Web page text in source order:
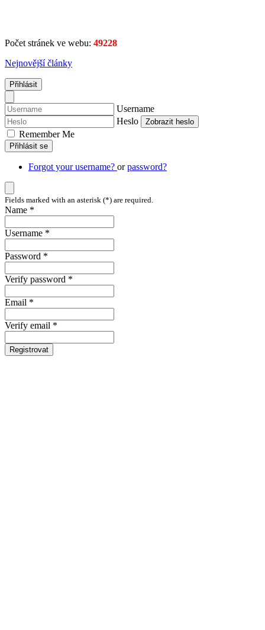
Počet stránek ve webu: 49228
Nejnovější články
Přihlásit
Username
Heslo
Zobrazit heslo
Remember Me
Přihlásit se
Forgot your username? orpassword?
Fields marked with an asterisk (*) are required.
Name *
Username *
Password *
Verify password *
Email *
Verify email *
Registrovat